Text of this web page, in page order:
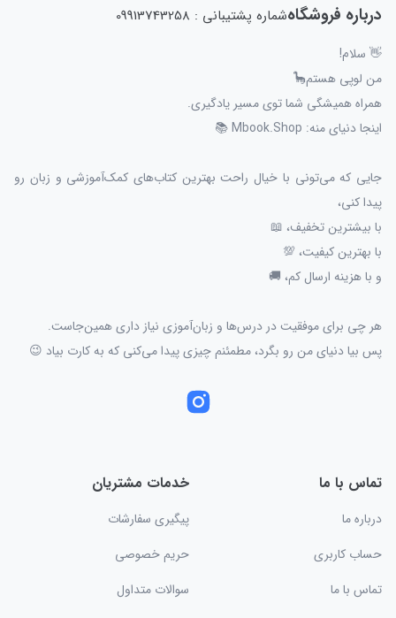
درباره فروشگاهشماره پشتیبانی : 09913743258
👋 سلام!
من لوپی هستم🦕
همراه همیشگی شما توی مسیر یادگیری.
اینجا دنیای منه: Mbook.Shop 📚
جایی که می‌تونی با خیال راحت بهترین کتاب‌های کمک‌آموزشی و زبان رو
پیدا کنی،
با بیشترین تخفیف، 📖
با بهترین کیفیت، 💯
و با هزینه ارسال کم، 🚚
هر چی برای موفقیت در درس‌ها و زبان‌آموزی نیاز داری همین‌جاست.
پس بیا دنیای من رو بگرد، مطمئنم چیزی پیدا می‌کنی که به کارت بیاد 😉
تماس با ما
درباره ما
حساب کاربری
تماس با ما
خدمات مشتریان
پیگیری سفارشات
حریم خصوصی
سوالات متداول